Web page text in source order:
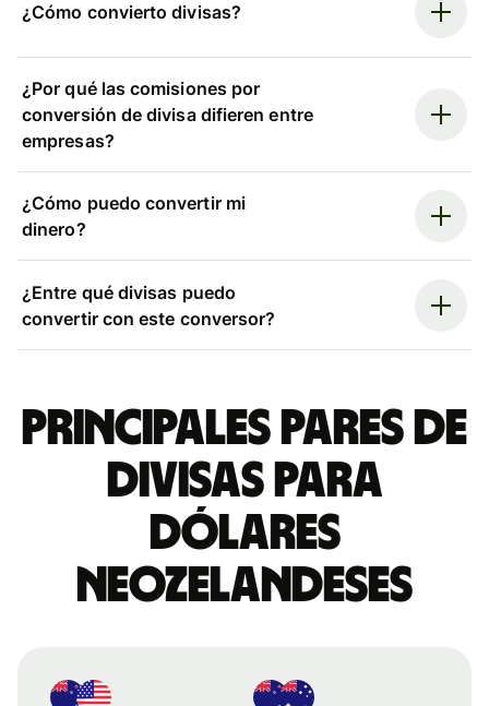
¿Cómo convierto divisas?
¿Por qué las comisiones por
conversión de divisa difieren entre
empresas?
¿Cómo puedo convertir mi
dinero?
¿Entre qué divisas puedo
convertir con este conversor?
Principales pares de
divisas para
dólares
neozelandeses